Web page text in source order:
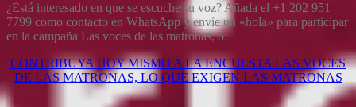
¿Está interesado en que se escuche su voz? Añada el +1 202 951
7799 como contacto en WhatsApp y envíe un «hola» para participar
en la campaña Las voces de las matronas, o:
CONTRIBUYA HOY MISMO A LA ENCUESTA LAS VOCES
DE LAS MATRONAS, LO QUE EXIGEN LAS MATRONAS